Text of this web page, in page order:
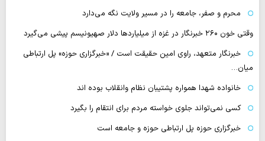
محرم و صفر، جامعه را در مسیر ولایت نگه می‌دارد
وقتی خون ۲۶۰ خبرنگار در غزه از میلیاردها دلار صهیونیسم پیشی می‌گیرد
خبرنگار متعهد، راوی امین حقیقت است / «خبرگزاری حوزه» پل ارتباطی
میان…
خانواده شهدا همواره پشتیبان نظام وانقلاب بوده اند
کسی نمی‌تواند جلوی خواسته مردم برای انتقام را بگیرد
خبرگزاری حوزه پل ارتباطی حوزه و جامعه است